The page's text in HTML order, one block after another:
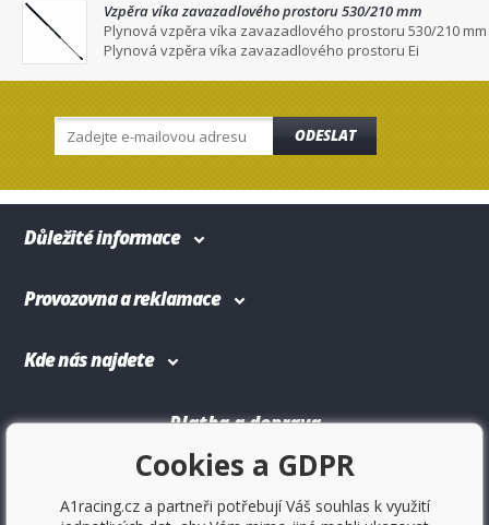
Vzpěra víka zavazadlového prostoru 530/210 mm
Plynová vzpěra víka zavazadlového prostoru 530/210 mm
Plynová vzpěra víka zavazadlového prostoru Ei
ODESLAT
Důležité informace
Provozovna a reklamace
Kde nás najdete
Platba a doprava
Cookies a GDPR
A1racing.cz a partneři potřebují Váš souhlas k využití